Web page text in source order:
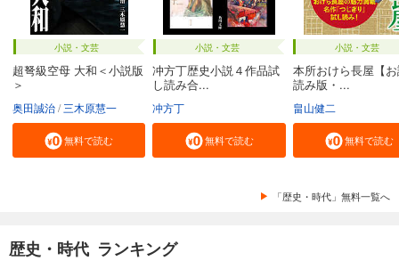
小説・文芸
超弩級空母 大和＜小説版
＞
奥田誠治 三木原慧一
無料で読む
小説・文芸
冲方丁歴史小説４作品試
し読み合...
冲方丁
無料で読む
小説・文芸
本所おけら長屋【
読み版・...
畠山健二
無料で読む
「歴史・時代」無料一覧へ
歴史・時代 ランキング